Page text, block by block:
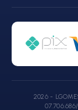
2026 -